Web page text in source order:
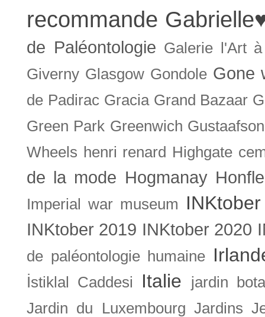
recommande
de Paléontologie Galerie l'Art
Giverny Glasgow Gondole Gone
de Padirac Gracia Grand Bazaar
Green Park Greenwich Gustaafson
Wheels henri renard Highgate
de la mode Hogmanay
Imperial war museum INKtober
INKtober 2019 INKtober 2020
de paléontologie humaine
İstiklal Caddesi Italie
jardin
Jardin du Luxembourg Jardins